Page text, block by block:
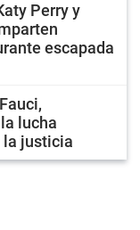
Perry y
escapada
lucha
la justicia